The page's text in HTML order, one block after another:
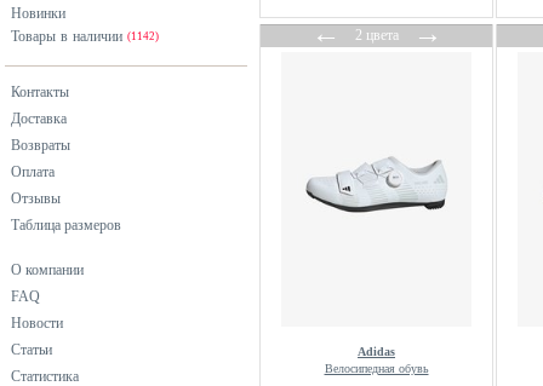
Новинки
Товары в наличии (1142)
Контакты
Доставка
Возвраты
Оплата
Отзывы
Таблица размеров
О компании
FAQ
Новости
Статьи
Статистика
←2 цвета→
Adidas
Велосипедная обувь